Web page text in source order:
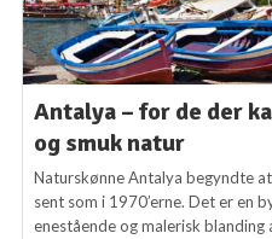
Antalya – for de der
og smuk natur
Naturskønne Antalya begyndte
sent som i 1970’erne. Det er en
enestående og malerisk blanding